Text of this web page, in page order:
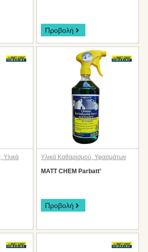
Προβολή
, Υλικά
Υλικά Καθαρισμού Υφασμάτων
MATT CHEM Parbatt’
Προβολή